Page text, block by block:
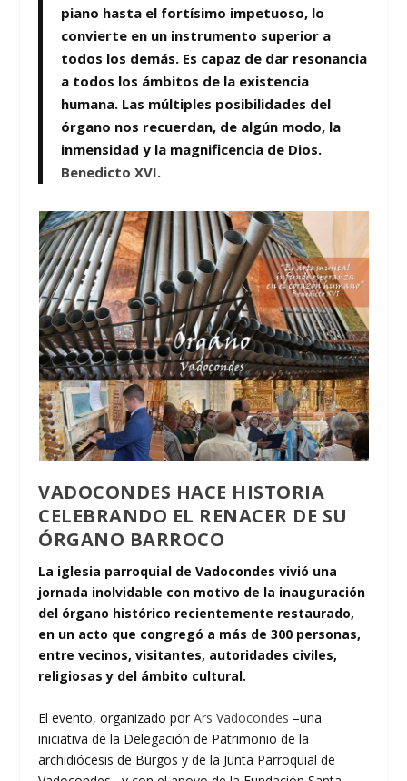
piano hasta el fortísimo impetuoso, lo
convierte en un instrumento superior a
todos los demás. Es capaz de dar resonancia
a todos los ámbitos de la existencia
humana. Las múltiples posibilidades del
órgano nos recuerdan, de algún modo, la
inmensidad y la magnificencia de Dios.
Benedicto XVI.
VADOCONDES HACE HISTORIA
CELEBRANDO EL RENACER DE SU
ÓRGANO BARROCO
La iglesia parroquial de Vadocondes vivió una
jornada inolvidable con motivo de la inauguración
del órgano histórico recientemente restaurado,
en un acto que congregó a más de 300 personas,
entre vecinos, visitantes, autoridades civiles,
religiosas y del ámbito cultural.
El evento, organizado porArs Vadocondes –una
iniciativa de la Delegación de Patrimonio de la
archidiócesis de Burgos y de la Junta Parroquial de